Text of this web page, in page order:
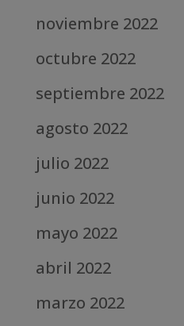
noviembre 2022
octubre 2022
septiembre 2022
agosto 2022
julio 2022
junio 2022
mayo 2022
abril 2022
marzo 2022